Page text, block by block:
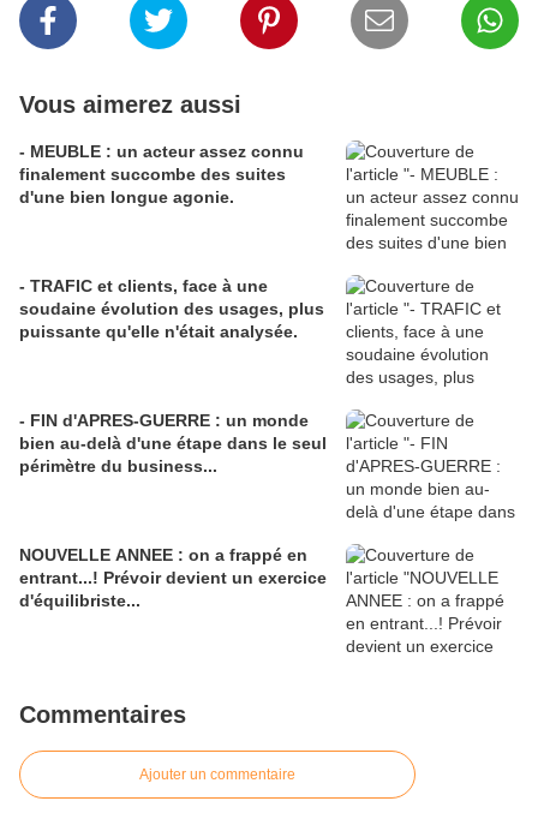
Vous aimerez aussi
- MEUBLE : un acteur assez connu
finalement succombe des suites
d'une bien longue agonie.
- TRAFIC et clients, face à une
soudaine évolution des usages, plus
puissante qu'elle n'était analysée.
- FIN d'APRES-GUERRE : un monde
bien au-delà d'une étape dans le seul
périmètre du business...
NOUVELLE ANNEE : on a frappé en
entrant...! Prévoir devient un exercice
d'équilibriste...
Commentaires
Ajouter un commentaire